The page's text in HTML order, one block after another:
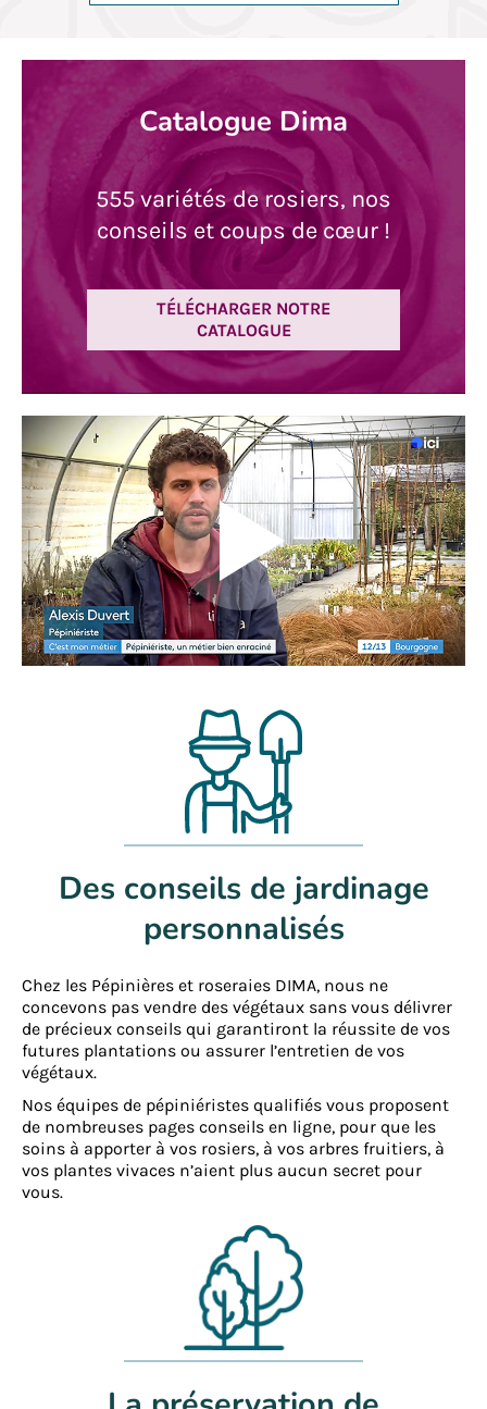
Catalogue Dima
555 variétés de rosiers, nos
conseils et coups de cœur !
TÉLÉCHARGER NOTRE
CATALOGUE
Des conseils de jardinage
personnalisés
Chez les Pépinières et roseraies DIMA, nous ne
concevons pas vendre des végétaux sans vous délivrer
de précieux conseils qui garantiront la réussite de vos
futures plantations ou assurer l’entretien de vos
végétaux.
Nos équipes de pépiniéristes qualifiés vous proposent
de nombreuses pages conseils en ligne, pour que les
soins à apporter à vos rosiers, à vos arbres fruitiers, à
vos plantes vivaces n’aient plus aucun secret pour
vous.